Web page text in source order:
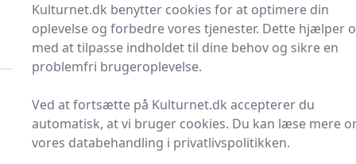
Start søgning
Start søgning
Forside Bolig og indretning Entré Dørhængsel
Bedste dørhængsler til
Kulturnet.dk benytter cookies for at optimere din
oplevelse og forbedre vores tjenester. Dette hjælper
med at tilpasse indholdet til dine behov og sikre en
problemfri brugeroplevelse.
Ved at fortsætte på Kulturnet.dk accepterer du
automatisk, at vi bruger cookies. Du kan læse mere
vores databehandling i privatlivspolitikken.